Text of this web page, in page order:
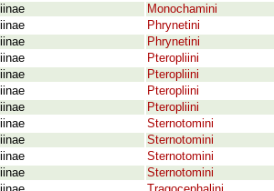
Monochamini
Phrynetini
Phrynetini
Pteropliini
Pteropliini
Pteropliini
Pteropliini
Sternotomini
Sternotomini
Sternotomini
Sternotomini